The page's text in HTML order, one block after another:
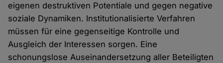
eigenen destruktiven Potentiale und gegen negative
soziale Dynamiken. Institutionalisierte Verfahren
müssen für eine gegenseitige Kontrolle und
Ausgleich der Interessen sorgen. Eine
schonungslose Auseinandersetzung aller Beteiligten